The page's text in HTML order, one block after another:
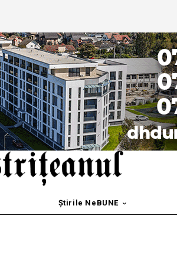
Știrile NeBUNE